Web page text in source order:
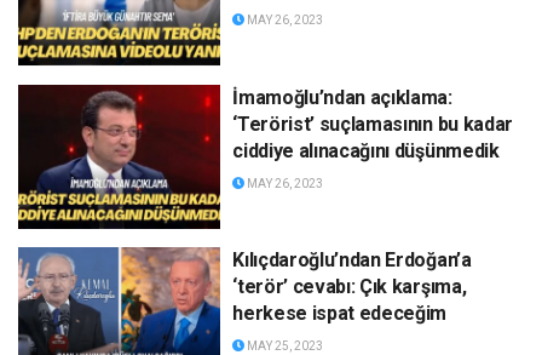
MAY 26, 2023
İmamoğlu’ndan açıklama:
‘Terörist’ suçlamasının bu kadar
ciddiye alınacağını düşünmedik
MAY 26, 2023
Kılıçdaroğlu’ndan Erdoğan’a
‘terör’ cevabı: Çık karşıma,
herkese ispat edeceğim
MAY 25, 2023